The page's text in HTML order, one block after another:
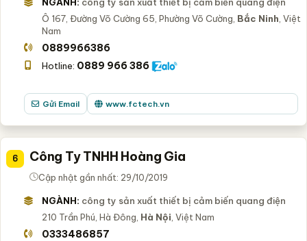
Ô 167, Đường Võ Cường 65, Phường Võ Cường, Bắc Ninh , Việt
Nam
0889966386
Hotline: 0889 966 386
Gửi Email www.fctech.vn
6 Công Ty TNHH Hoàng Gia
Cập nhật gần nhất: 29/10/2019
NGÀNH: công ty sản xuất thiết bị cảm biến quang điện
210 Trần Phú, Hà Đông, Hà Nội , Việt Nam
0333486857